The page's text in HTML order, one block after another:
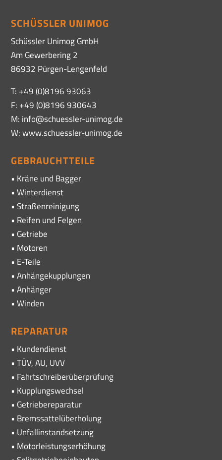
SCHÜSSLER UNIMOG
Schüssler Unimog GmbH
Am Gewerbering 2
86932 Pürgen-Lengenfeld
T: +49 (0)8196 93063
F: +49 (0)8196 930643
M: info@schuessler-unimog.de
W: www.schuessler-unimog.de
GEBRAUCHTTEILE
• Kräne und Bagger
• Winterdienst
• Straßenreinigung
• Reifen und Felgen
• Getriebe
• Motoren
• E-Teile
• Anhängekupplungen
• Anhänger
• Winden
REPARATUR
• Kundendienst
• TÜV, AU, UVV
• Fahrtschreiberüberprüfung
• Kupplungswechsel
• Getriebereparatur
• Bremssattelüberholung
• Unfallinstandsetzung
• Motorleistungserhöhung